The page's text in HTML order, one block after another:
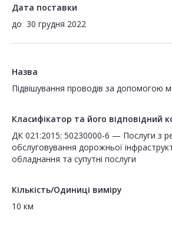
Дата поставки
до 30 грудня 2022
Назва
Пiдвiшування проводiв за допомогою
Класифікатор та його відповідний
ДК 021:2015: 50230000-6 — Послуги з
обслуговування дорожньої
обладнання та супутні послуги
Кількість/Одиниці виміру
10 км